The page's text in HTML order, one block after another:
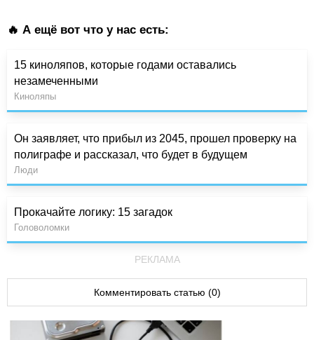
🔥 А ещё вот что у нас есть:
15 киноляпов, которые годами оставались
незамеченными
Киноляпы
Он заявляет, что прибыл из 2045, прошел проверку на
полиграфе и рассказал, что будет в будущем
Люди
Прокачайте логику: 15 загадок
Головоломки
РЕКЛАМА
Комментировать статью (0)